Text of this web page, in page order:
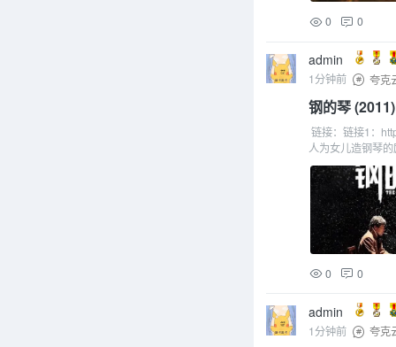
0 0
admin
1分钟前 夸克
钢的琴
链接：链接1：
人为女儿造钢琴
0 0
admin
1分钟前 夸克